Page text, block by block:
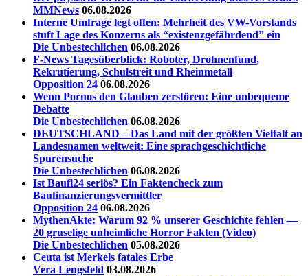
MMNews 06.08.2026
Interne Umfrage legt offen: Mehrheit des VW-Vorstands
stuft Lage des Konzerns als “existenzgefährdend” ein
Die Unbestechlichen 06.08.2026
F-News Tagesüberblick: Roboter, Drohnenfund,
Rekrutierung, Schulstreit und Rheinmetall
Opposition 24 06.08.2026
Wenn Pornos den Glauben zerstören: Eine unbequeme
Debatte
Die Unbestechlichen 06.08.2026
DEUTSCHLAND – Das Land mit der größten Vielfalt an
Landesnamen weltweit: Eine sprachgeschichtliche
Spurensuche
Die Unbestechlichen 06.08.2026
Ist Baufi24 seriös? Ein Faktencheck zum
Baufinanzierungsvermittler
Opposition 24 06.08.2026
MythenAkte: Warum 92 % unserer Geschichte fehlen —
20 gruselige unheimliche Horror Fakten (Video)
Die Unbestechlichen 05.08.2026
Ceuta ist Merkels fatales Erbe
Vera Lengsfeld 03.08.2026